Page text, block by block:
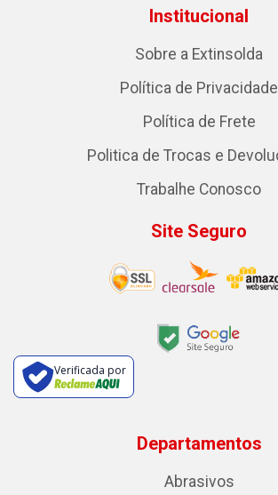
Institucional
Sobre a Extinsolda
Política de Privacidade
Política de Frete
Politica de Trocas e
Trabalhe Conosco
Site Seguro
Verificada por
Departamentos
Abrasivos